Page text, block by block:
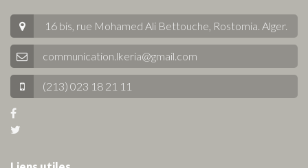
16 bis, rue Mohamed Ali Bettouche, Rostomia. Alger.
communication.lkeria@gmail.com
(213) 023 18 21 11